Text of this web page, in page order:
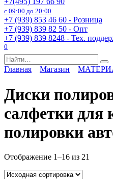
с 09:00 до 20:00
+7 (939) 853 46 60 - Розница
+7 (939) 839 82 50 - Опт
+7 (939) 839 8248 - Тех.
0
Search
for:
Главная Магазин
Диски
салфетки для
полировки
Отображение 1–16 из 21